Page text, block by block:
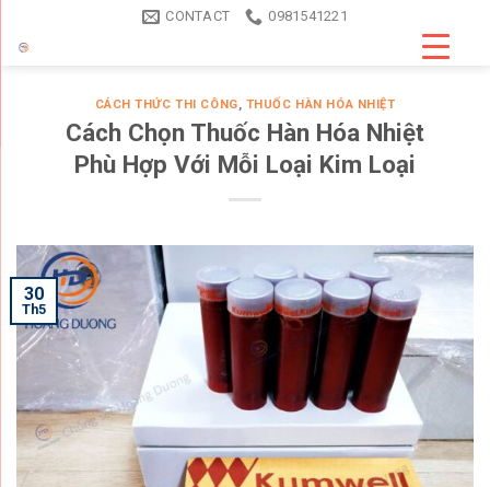
CONTACT 0981541221
CÁCH THỨC THI CÔNG, THUỐC HÀN HÓA NHIỆT
Cách Chọn Thuốc Hàn Hóa Nhiệt
Phù Hợp Với Mỗi Loại Kim Loại
30
Th5